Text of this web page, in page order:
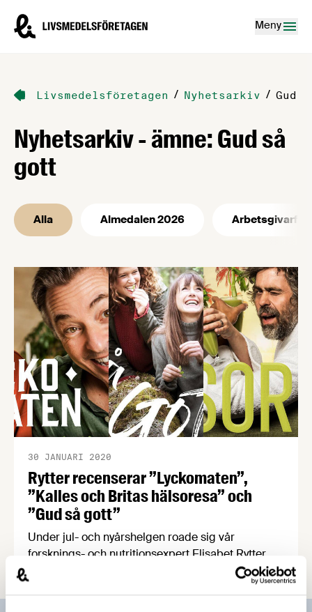
Livsmedelsföretagen – till startsidan
Meny
Livsmedelsföretagen / Nyhetsarkiv / Gud
Nyhetsarkiv - ämne: Gud så
gott
Alla Almedalen 2026
Rytter recenserar ”Lyckomaten”,
”Kalles och Britas hälsoresa” och
”Gud så gott”
30 JANUARI 2020
Under jul- och nyårshelgen roade sig vår
forsknings- och nutritionsexpert Elisabet Rytter
med att titta på tre mat- och hälsofokuserade
program på SVT. Elisabet blev både underhållen